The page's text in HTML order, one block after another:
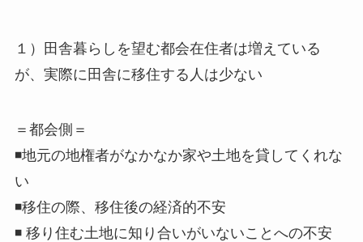
１）田舎暮らしを望む都会在住者は増えている
が、実際に田舎に移住する人は少ない
＝都会側＝
◾地元の地権者がなかなか家や土地を貸してくれな
い
◾移住の際、移住後の経済的不安
◾ 移り住む土地に知り合いがいないことへの不安